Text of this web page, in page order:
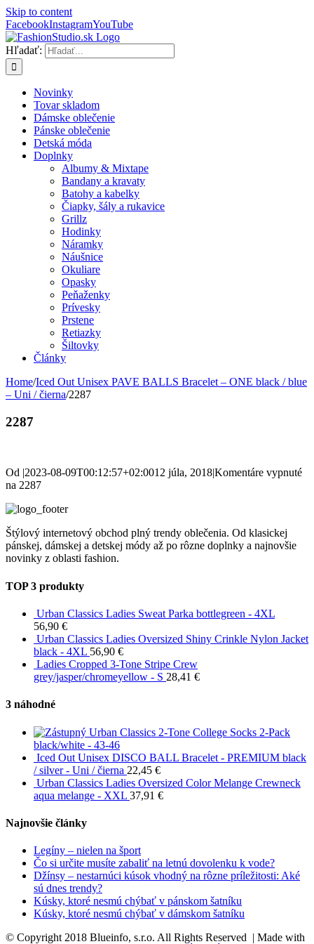
Skip to content
FacebookInstagramYouTube
Hľadať:
Novinky
Tovar skladom
Dámske oblečenie
Pánske oblečenie
Detská móda
Doplnky
Albumy & Mixtape
Bandany a kravaty
Batohy a kabelky
Čiapky, šály a rukavice
Grillz
Hodinky
Náramky
Náušnice
Okuliare
Opasky
Peňaženky
Prívesky
Prstene
Retiazky
Šiltovky
Články
Home/Iced Out Unisex PAVE BALLS Bracelet – ONE black / blue
– Uni / čierna/2287
2287
Od |2023-08-09T00:12:57+02:0012 júla, 2018|Komentáre vypnuté
na 2287
Štýlový internetový obchod plný trendy oblečenia. Od klasickej
pánskej, dámskej a detskej módy až po rôzne doplnky a najnovšie
novinky z oblasti fashion.
TOP 3 produkty
Urban Classics Ladies Sweat Parka bottlegreen - 4XL
56,90 €
Urban Classics Ladies Oversized Shiny Crinkle Nylon Jacket
black - 4XL 56,90 €
Ladies Cropped 3-Tone Stripe Crew
grey/jasper/chromeyellow - S 28,41 €
3 náhodné
Urban Classics 2-Tone College Socks 2-Pack
black/white - 43-46
Iced Out Unisex DISCO BALL Bracelet - PREMIUM black
/ silver - Uni / čierna 22,45 €
Urban Classics Ladies Oversized Color Melange Crewneck
aqua melange - XXL 37,91 €
Najnovšie články
Legíny – nielen na šport
Čo si určite musíte zabaliť na letnú dovolenku k vode?
Džínsy – nestarnúci kúsok vhodný na rôzne príležitosti: Aké
sú dnes trendy?
Kúsky, ktoré nesmú chýbať v pánskom šatníku
Kúsky, ktoré nesmú chýbať v dámskom šatníku
© Copyright 2018 Blueinfo, s.r.o. All Rights Reserved | Made with